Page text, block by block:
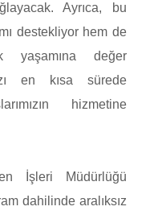
Ayrıca, bu
destekliyor hem de
yaşamına değer
en kısa sürede
hizmetine
İşleri Müdürlüğü
dahilinde aralıksız